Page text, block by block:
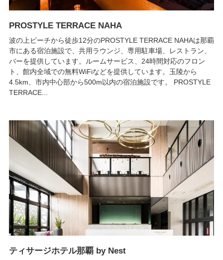
PROSTYLE TERRACE NAHA
波の上ビーチから徒歩12分のPROSTYLE TERRACE NAHAは那覇
市にある宿泊施設で、共用ラウンジ、専用駐車場、レストラン、
バーを提供しています。ルームサービス、24時間対応のフロン
ト、館内全域での無料WiFiなどを提供しています。玉陵から
4.5km、市内中心部から500m以内の宿泊施設です。 PROSTYLE
TERRACE...
ティサージホテル那覇 by Nest